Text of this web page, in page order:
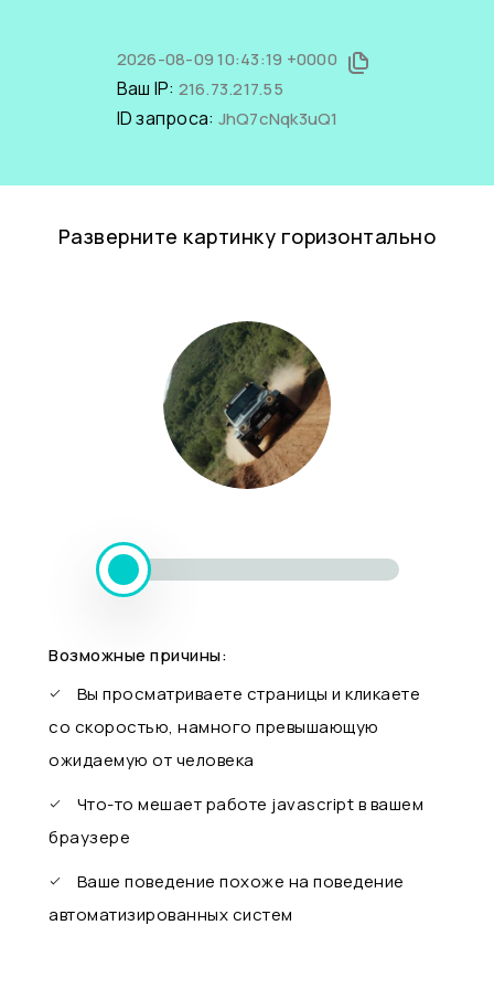
2026-08-09 10:43:19 +0000
Ваш IP: 216.73.217.55
ID запроса: JhQ7cNqk3uQ1
Разверните картинку горизонтально
Возможные причины:
Вы просматриваете страницы и кликаете
со скоростью, намного превышающую
ожидаемую от человека
Что-то мешает работе javascript в вашем
браузере
Ваше поведение похоже на поведение
автоматизированных систем